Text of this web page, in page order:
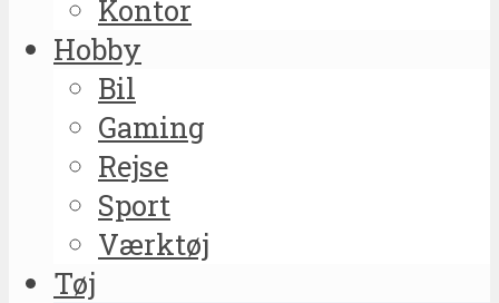
Kontor
Hobby
Bil
Gaming
Rejse
Sport
Værktøj
Tøj